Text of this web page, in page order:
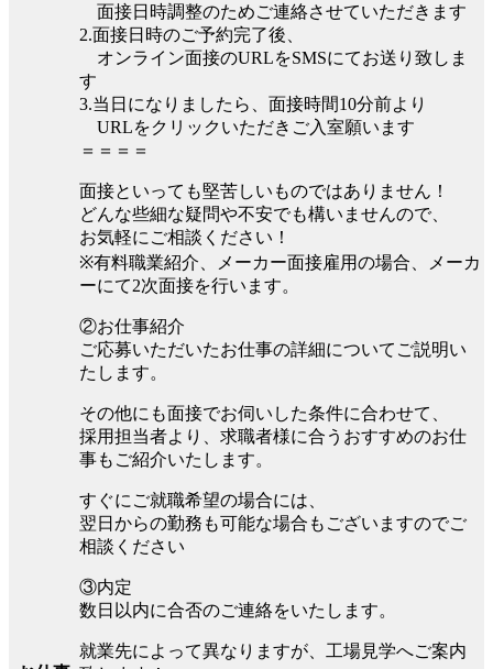
面接日時調整のためご連絡させていただきます
2.面接日時のご予約完了後、
オンライン面接のURLをSMSにてお送り致しま
す
3.当日になりましたら、面接時間10分前より
URLをクリックいただきご入室願います
＝＝＝＝
面接といっても堅苦しいものではありません！
どんな些細な疑問や不安でも構いませんので、
お気軽にご相談ください！
※有料職業紹介、メーカー面接雇用の場合、メーカ
ーにて2次面接を行います。
②お仕事紹介
ご応募いただいたお仕事の詳細についてご説明い
たします。
その他にも面接でお伺いした条件に合わせて、
採用担当者より、求職者様に合うおすすめのお仕
事もご紹介いたします。
すぐにご就職希望の場合には、
翌日からの勤務も可能な場合もございますのでご
相談ください
③内定
数日以内に合否のご連絡をいたします。
就業先によって異なりますが、工場見学へご案内